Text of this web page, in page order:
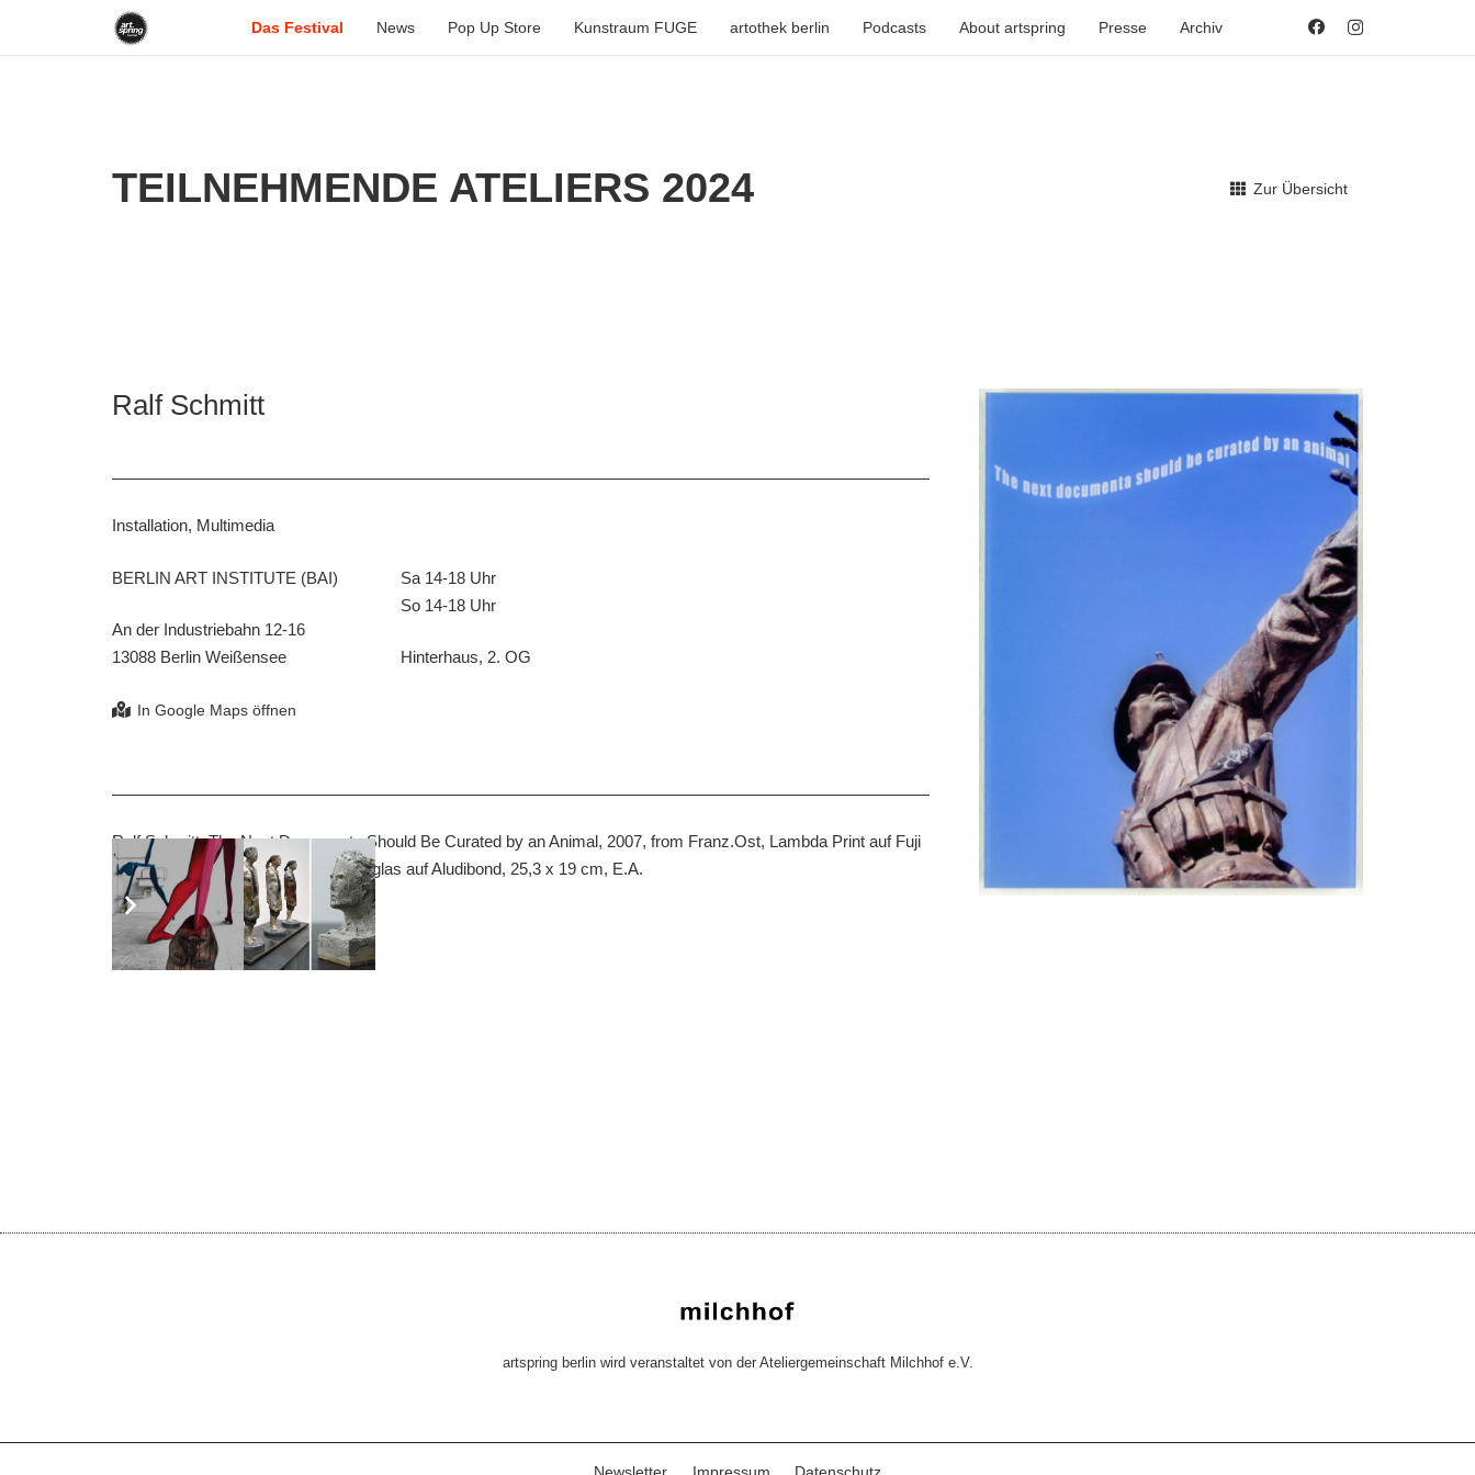
Das Festival News Pop Up Store Kunstraum FUGE artothek berlin Podcasts About artspring Presse Archiv
TEILNEHMENDE ATELIERS 2024 Zur Übersicht
Ralf Schmitt
Installation, Multimedia
BERLIN ART INSTITUTE (BAI)
An der Industriebahn 12-16
13088 Berlin Weißensee
Sa 14-18 Uhr
So 14-18 Uhr
Hinterhaus, 2. OG
Ralf Schmitt, The Next Documenta Should Be Curated by an Animal, 2007, from Franz.Ost, Lambda Print auf Fuji
Crystal Archive glänzend unter Acrylglas auf Aludibond, 25,3 x 19 cm, E.A.
artspring berlin wird veranstaltet von der Ateliergemeinschaft Milchhof e.V.
Newsletter Impressum Datenschutz